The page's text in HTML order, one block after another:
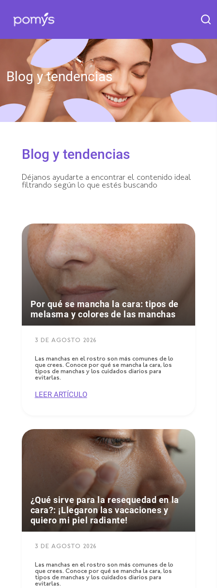
Blog y tendencias
Blog y tendencias
Déjanos ayudarte a encontrar el contenido ideal
filtrando según lo que estés buscando
Por qué se mancha la cara: tipos de
melasma y colores de las manchas
3 DE AGOSTO 2026
Las manchas en el rostro son más comunes de lo
que crees. Conoce por qué se mancha la cara, los
tipos de manchas y los cuidados diarios para
evitarlas.
LEER ARTÍCULO
¿Qué sirve para la resequedad en la
cara?: ¡Llegaron las vacaciones y
quiero mi piel radiante!
3 DE AGOSTO 2026
Las manchas en el rostro son más comunes de lo
que crees. Conoce por qué se mancha la cara, los
tipos de manchas y los cuidados diarios para
evitarlas.